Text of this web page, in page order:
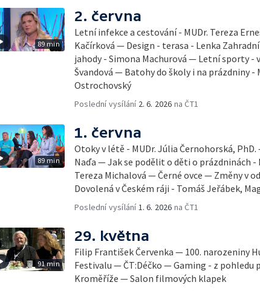
89 min
2. června
Letní infekce a cestování - MUDr. Tereza
Kačírková — Design - terasa - Lenka
jahody - Simona Machurová — Letní sporty
Švandová — Batohy do školy i na prázdniny
Ostrochovský
Poslední vysílání 2. 6. 2026 na ČT1
89 min
1. června
Otoky v létě - MUDr. Júlia Černohorská,
Naďa — Jak se podělit o děti o prázdninách
Tereza Michalová — Černé ovce — Změny v
Dovolená v Českém ráji - Tomáš Jeřábek,
Poslední vysílání1. 6. 2026 na ČT1
91 min
29. května
Filip František Červenka — 100. narozeniny
Festivalu — ČT:Déčko — Gaming - z pohledu
Kroměříže — Salon filmových klapek